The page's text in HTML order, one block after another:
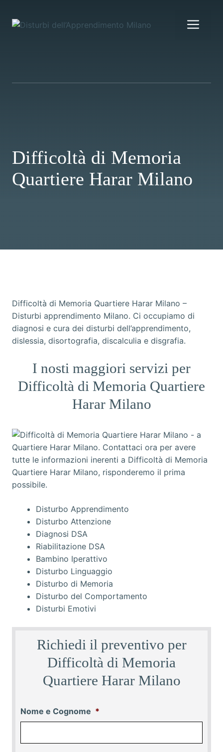
contenuto
Difficoltà di Memoria
Quartiere Harar Milano
Difficoltà di Memoria Quartiere Harar Milano –
Disturbi apprendimento Milano. Ci occupiamo di
diagnosi e cura dei disturbi dell’apprendimento,
dislessia, disortografia, discalculia e disgrafia.
I nosti maggiori servizi per
Difficoltà di Memoria Quartiere
Harar Milano
Disturbo Apprendimento
Disturbo Attenzione
Diagnosi DSA
Riabilitazione DSA
Bambino Iperattivo
Disturbo Linguaggio
Disturbo di Memoria
Disturbo del Comportamento
Disturbi Emotivi
Richiedi il preventivo per
Difficoltà di Memoria
Quartiere Harar Milano
Nome e Cognome *